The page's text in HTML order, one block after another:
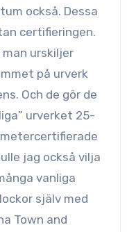
också. Dessa
certifieringen.
man urskiljer
på urverk
Och de gör de
urverket 25-
jag också vilja
vanliga
själv med
Town and